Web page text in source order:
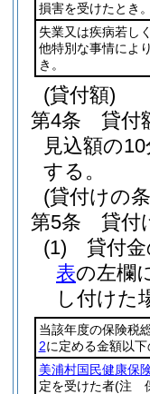
損害を受けたとき
失業又は疾病若し
他特別な事情によ
き。
(貸付額)
第4条
貸付
見込額の
する。
(貸付けの
第5条
貸付
(1)
貸付
表の左欄
し付けた
当該年度の保険税
2に定める金額以下
美浦村国民健康保
定を受けた者(注